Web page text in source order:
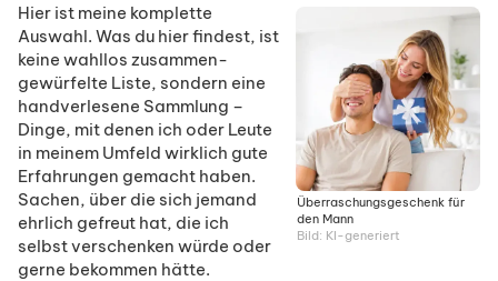
Überraschungs­geschenk für
den Mann
Bild: KI-generiert
Hier ist meine komplette
Auswahl. Was du hier findest, ist
keine wahllos zusammen­
gewürfelte Liste, sondern eine
hand­verlesene Sammlung –
Dinge, mit denen ich oder Leute
in meinem Umfeld wirklich gute
Erfahrungen gemacht haben.
Sachen, über die sich jemand
ehrlich gefreut hat, die ich
selbst verschenken würde oder
gerne bekommen hätte.